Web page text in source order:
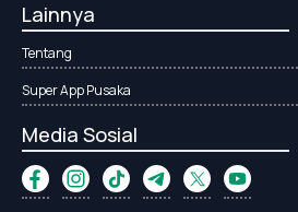
Lainnya
Tentang
Super App Pusaka
Media Sosial